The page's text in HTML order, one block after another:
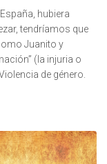
hubiera
tendríamos que
Juanito y
(la injuria o
de género.